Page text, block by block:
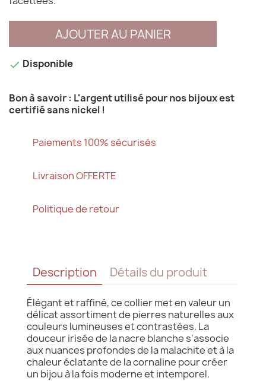
AJOUTER AU PANIER
 Disponible
Bon à savoir : L'argent utilisé pour nos bijoux est
certifié sans nickel !
Paiements 100% sécurisés
Livraison OFFERTE
Politique de retour
Description Détails du produit
Élégant et raffiné, ce collier met en valeur un
délicat assortiment de pierres naturelles aux
couleurs lumineuses et contrastées. La
douceur irisée de la nacre blanche s'associe
aux nuances profondes de la malachite et à la
chaleur éclatante de la cornaline pour créer
un bijou à la fois moderne et intemporel.